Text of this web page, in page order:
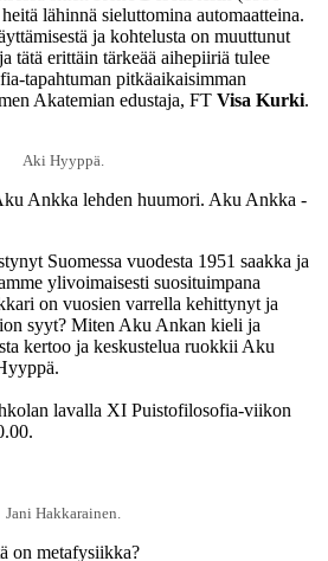
lähinnä sieluttomina automaatteina.
ja kohtelusta on muuttunut
tätä erittäin tärkeää aihepiiriä tulee
tapahtuman pitkäaikaisimman
Akatemian edustaja, FT Visa Kurki.
Aki Hyyppä.
Ankka lehden huumori. Aku Ankka -
Suomessa vuodesta 1951 saakka ja
ylivoimaisesti suosituimpana
on vuosien varrella kehittynyt ja
syyt? Miten Aku Ankan kieli ja
kertoo ja keskustelua ruokkii Aku
lavalla XI Puistofilosofia-viikon
Jani Hakkarainen.
on metafysiikka?